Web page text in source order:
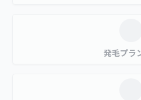
発毛プラ